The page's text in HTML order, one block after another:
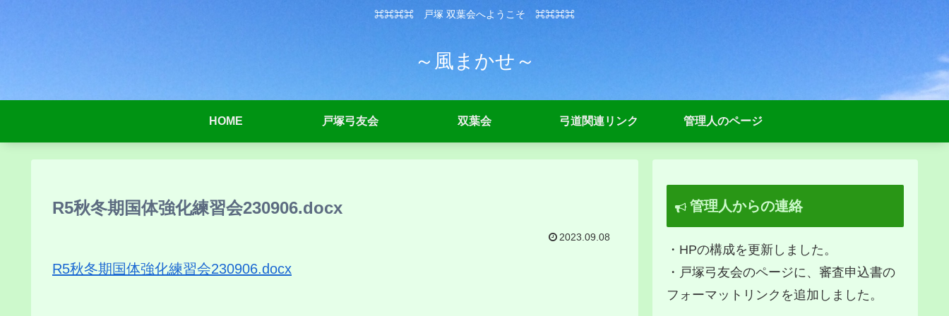
⌘⌘⌘⌘ 戸塚 双葉会へようこそ ⌘⌘⌘⌘
～風まかせ～
HOME 戸塚弓友会 双葉会 弓道関連リンク 管理人のページ
R5秋冬期国体強化練習会230906.docx
2023.09.08
R5秋冬期国体強化練習会230906.docx
管理人からの連絡
・HPの構成を更新しました。
・戸塚弓友会のページに、審査申込書の
フォーマットリンクを追加しました。